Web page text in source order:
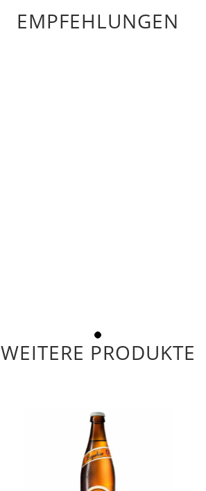
EMPFEHLUNGEN
WEITERE PRODUKTE